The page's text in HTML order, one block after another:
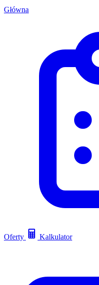
Główna
Oferty Kalkulator